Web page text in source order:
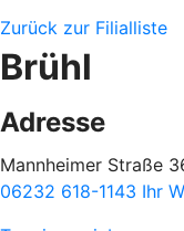
Zurück zur Filialliste
Brühl
Adresse
Mannheimer Straße
06232 618-1143 Ihr